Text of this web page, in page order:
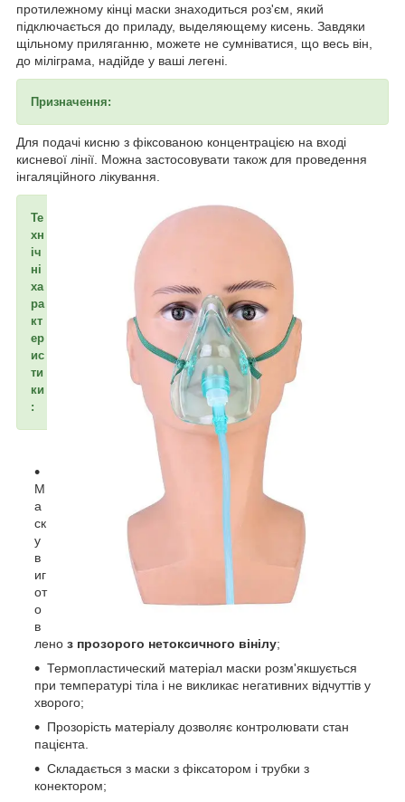
протилежному кінці маски знаходиться роз'єм, який
підключається до приладу, выделяющему кисень. Завдяки
щільному приляганню, можете не сумніватися, що весь він,
до міліграма, надійде у ваші легені.
Призначення:
Для подачі кисню з фіксованою концентрацією на вході
кисневої лінії. Можна застосовувати також для проведення
інгаляційного лікування.
Те
хн
іч
ні
ха
ра
кт
ер
ис
ти
ки
:
М
а
ск
у
в
иг
от
о
в
лено з прозорого нетоксичного вінілу;
Термопластический матеріал маски розм'якшується
при температурі тіла і не викликає негативних відчуттів у
хворого;
Прозорість матеріалу дозволяє контролювати стан
пацієнта.
Складається з маски з фіксатором і трубки з
конектором;